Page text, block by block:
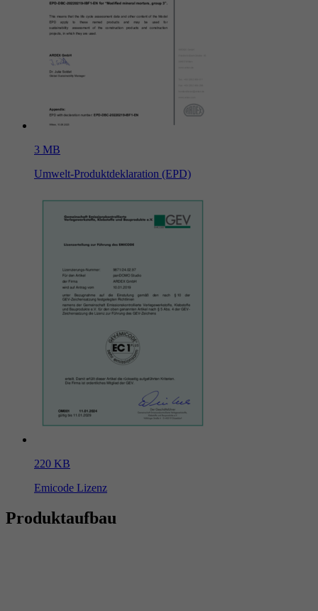
3 MB
Umwelt-Produktdeklaration (EPD)
220 KB
Emicode Lizenz
Produktaufbau